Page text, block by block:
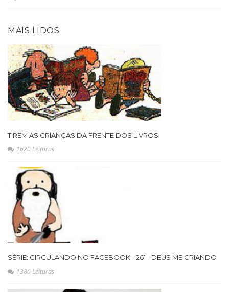
MAIS LIDOS
TIREM AS CRIANÇAS DA FRENTE DOS LIVROS
1620 Leituras
SÉRIE: CIRCULANDO NO FACEBOOK - 261 - DEUS ME CRIANDO
1380 Leituras